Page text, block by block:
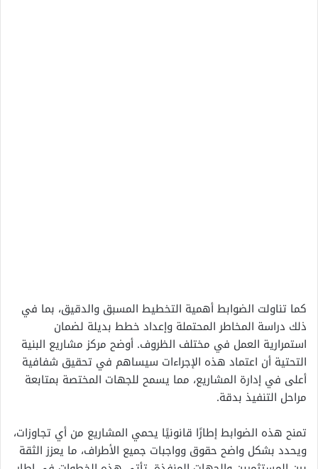
كما تناولت الضوابط أهمية التخطيط المسبق والدقيق، بما في
ذلك دراسة المخاطر المحتملة وإعداد خطط بديلة لضمان
استمرارية العمل في مختلف الظروف. أوضح مركز مشاريع البنية
التحتية أن اعتماد هذه الإجراءات سيساهم في تحقيق شفافية
أعلى في إدارة المشاريع، مما يسمح للجهات المختصة بمتابعة
مراحل التنفيذ بدقة.
تمنح هذه الضوابط إطارًا قانونيًا يحمي المشاريع من أي تجاوزات،
ويحدد بشكل واضح حقوق وواجبات جميع الأطراف، ما يعزز الثقة